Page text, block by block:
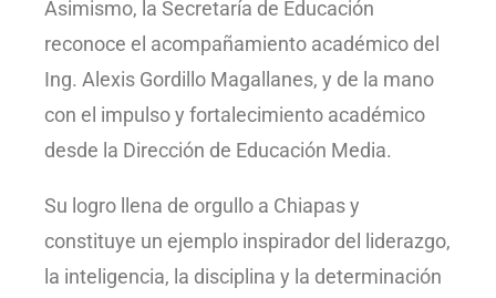
Asimismo, la Secretaría de Educación
reconoce el acompañamiento académico del
Ing. Alexis Gordillo Magallanes, y de la mano
con el impulso y fortalecimiento académico
desde la Dirección de Educación Media.
Su logro llena de orgullo a Chiapas y
constituye un ejemplo inspirador del liderazgo,
la inteligencia, la disciplina y la determinación